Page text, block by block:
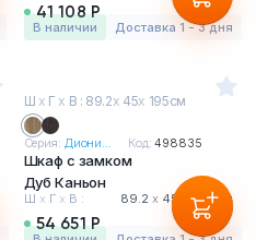
41 108 Р
в наличии Доставка 1 - 3 дня
Ш х Г х В : 89.2х 45х 195см
Серия: Диони... Код:498835
Шкаф с замком
Дуб Каньон
Ш х Г х В : 89.2 х 45 195 см
54 651 Р